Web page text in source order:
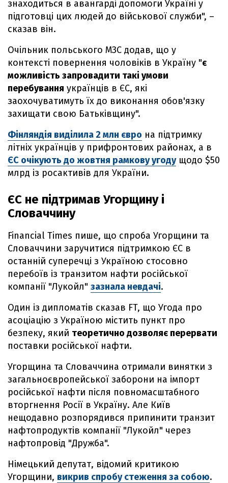
знаходиться в авангарді допомоги Україні у
підготовці цих людей до військової служби", –
сказав він.
Очільник польського МЗС додав, що у
контексті повернення чоловіків в Україну "є
можливість запровадити такі умови
перебування українців в ЄС, які
заохочуватимуть їх до виконання обов'язку
захищати свою Батьківщину".
Фінляндія виділила 2 млн євро на підтримку
літніх українців у прифронтових районах, а в
ЄС очікують до жовтня рамкову угодущодо $50
млрд із росактивів для України.
ЄС не підтримав Угорщину і
Словаччину
Financial Times пише, що спроба Угорщини та
Словаччини заручитися підтримкою ЄС в
останній суперечці з Україною стосовно
перебоїв із транзитом нафти російської
компанії "Лукойл" зазнала невдачі.
Один із дипломатів сказав FT, що Угода про
асоціацію з Україною містить пункт про
безпеку, який теоретично дозволяє перервати
поставки російської нафти.
Угорщина та Словаччина отримали винятки з
загальноєвропейської заборони на імпорт
російської нафти після повномасштабного
вторгнення Росії в Україну. Але Київ
нещодавно розпорядився припинити транзит
нафтопродуктів компанії "Лукойл" через
нафтопровід "Дружба".
Німецький депутат, відомий критикою
Угорщини, викрив спробу стеження за собою.